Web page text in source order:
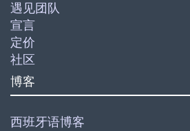
遇见团队
宣言
定价
社区
博客
西班牙语博客